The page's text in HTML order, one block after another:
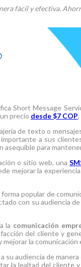
fácil y efectiva.
Short Message
precio desde $7 COP
de texto o
a sus
asequible para
o sitio web, una
mejorar la
forma popular de
con su audiencia
la comunicación
del cliente y
la comunicación
su audiencia de
la lealtad del cliente